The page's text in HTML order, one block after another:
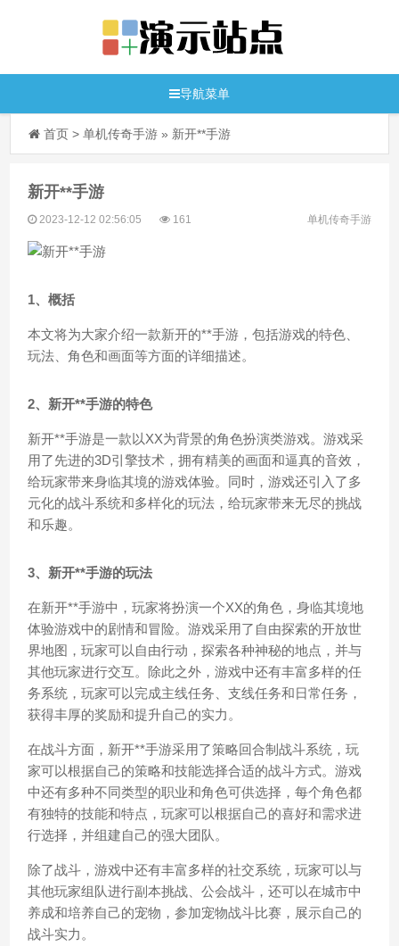
导航菜单
首页 >单机传奇手游 » 新开**手游
新开**手游
2023-12-12 02:56:05 161 单机传奇手游
1、概括
本文将为大家介绍一款新开的**手游，包括游戏的特色、
玩法、角色和画面等方面的详细描述。
2、新开**手游的特色
新开**手游是一款以XX为背景的角色扮演类游戏。游戏采
用了先进的3D引擎技术，拥有精美的画面和逼真的音效，
给玩家带来身临其境的游戏体验。同时，游戏还引入了多
元化的战斗系统和多样化的玩法，给玩家带来无尽的挑战
和乐趣。
3、新开**手游的玩法
在新开**手游中，玩家将扮演一个XX的角色，身临其境地
体验游戏中的剧情和冒险。游戏采用了自由探索的开放世
界地图，玩家可以自由行动，探索各种神秘的地点，并与
其他玩家进行交互。除此之外，游戏中还有丰富多样的任
务系统，玩家可以完成主线任务、支线任务和日常任务，
获得丰厚的奖励和提升自己的实力。
在战斗方面，新开**手游采用了策略回合制战斗系统，玩
家可以根据自己的策略和技能选择合适的战斗方式。游戏
中还有多种不同类型的职业和角色可供选择，每个角色都
有独特的技能和特点，玩家可以根据自己的喜好和需求进
行选择，并组建自己的强大团队。
除了战斗，游戏中还有丰富多样的社交系统，玩家可以与
其他玩家组队进行副本挑战、公会战斗，还可以在城市中
养成和培养自己的宠物，参加宠物战斗比赛，展示自己的
战斗实力。